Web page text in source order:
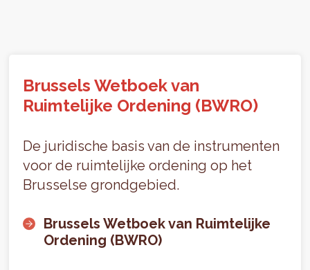
Brussels Wetboek van
Ruimtelijke Ordening (BWRO)
De juridische basis van de instrumenten
voor de ruimtelijke ordening op het
Brusselse grondgebied.
Brussels Wetboek van Ruimtelijke
Ordening (BWRO)